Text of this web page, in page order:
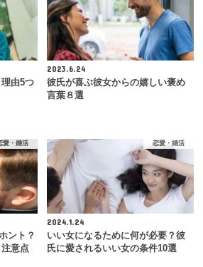
由5つ
2023.6.24
彼氏が喜ぶ彼女からの嬉しい褒め
言葉８選
愛・婚活
ント？
意点
恋愛・婚活
2024.1.24
いい女になるために何が必要？彼
氏に愛されるいい女の条件10選